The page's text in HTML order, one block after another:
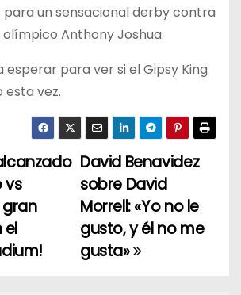
para un sensacional derby contra
Anthony Joshua.
esperar para ver si el Gipsy King
esta vez.
David Benavidez
sobre David
Morrell: «Yo no le
gusto, y él no me
gusta»
vs
el